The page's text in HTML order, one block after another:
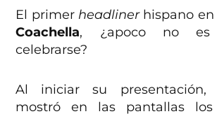
El primer headlinerhispano en
Coachella, ¿apoco no es
celebrarse?
Al iniciar su presentación,
mostró en las pantallas